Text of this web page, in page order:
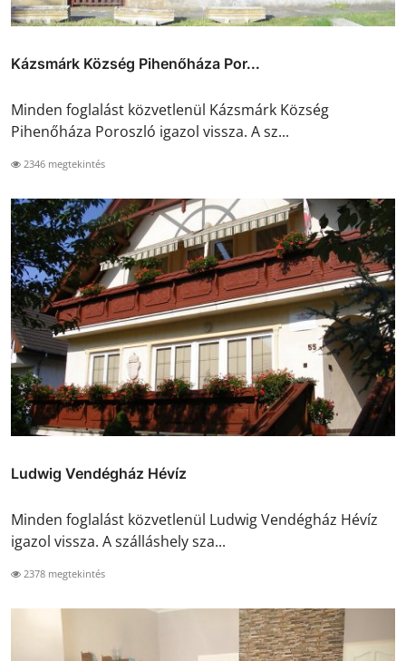
Kázsmárk Község Pihenőháza Por...
Minden foglalást közvetlenül Kázsmárk Község
Pihenőháza Poroszló igazol vissza. A sz...
2346 megtekintés
Ludwig Vendégház Hévíz
Minden foglalást közvetlenül Ludwig Vendégház Hévíz
igazol vissza. A szálláshely sza...
2378 megtekintés